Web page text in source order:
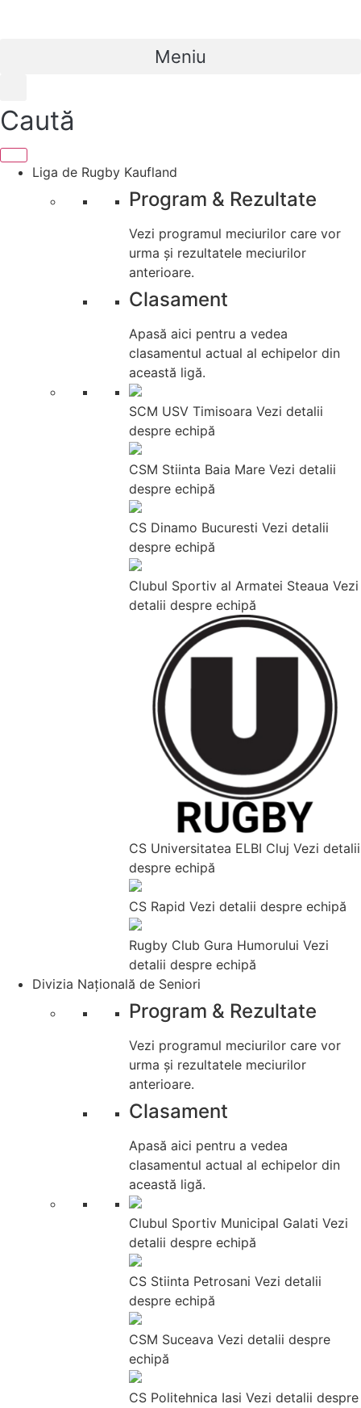
Meniu
Caută
Liga de Rugby Kaufland
Program & Rezultate
Vezi programul meciurilor care vor
urma și rezultatele meciurilor
anterioare.
Clasament
Apasă aici pentru a vedea
clasamentul actual al echipelor din
această ligă.
SCM USV Timisoara Vezi detalii
despre echipă
CSM Stiinta Baia Mare Vezi detalii
despre echipă
CS Dinamo Bucuresti Vezi detalii
despre echipă
Clubul Sportiv al Armatei Steaua Vezi
detalii despre echipă
CS Universitatea ELBI Cluj Vezi detalii
despre echipă
CS Rapid Vezi detalii despre echipă
Rugby Club Gura Humorului Vezi
detalii despre echipă
Divizia Națională de Seniori
Program & Rezultate
Vezi programul meciurilor care vor
urma și rezultatele meciurilor
anterioare.
Clasament
Apasă aici pentru a vedea
clasamentul actual al echipelor din
această ligă.
Clubul Sportiv Municipal Galati Vezi
detalii despre echipă
CS Stiinta Petrosani Vezi detalii
despre echipă
CSM Suceava Vezi detalii despre
echipă
CS Politehnica Iasi Vezi detalii despre